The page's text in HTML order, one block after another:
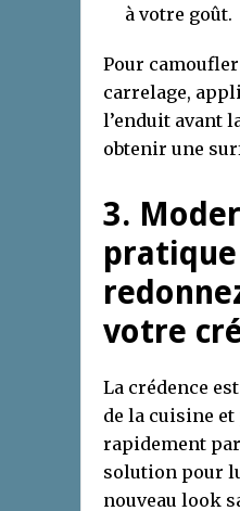
à votre goût.
Pour
carrelage,
l’enduit avant
obtenir une
3.
votre
La crédence
de la cuisine et
rapidement
solution pour
nouveau look